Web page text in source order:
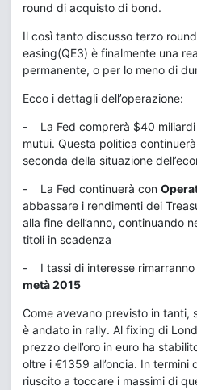
round di acquisto di bond.
Il così tanto discusso terzo
easing(QE3) è finalmente una
permanente, o per lo meno di
Ecco i dettagli dell’operazione:
- La Fed comprerà $40 miliardi
mutui. Questa politica continuerà
seconda della situazione
- La Fed continuerà con
abbassare i rendimenti dei
alla fine dell’anno, continuando
titoli in scadenza
- I tassi di interesse rimarranno
metà 2015
Come avevano previsto in tanti,
è andato in rally. Al fixing di
prezzo dell’oro in euro ha
oltre i €1359 all’oncia. In termini
riuscito a toccare i massimi di